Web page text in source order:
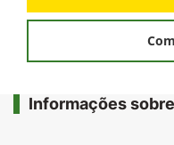
Informações